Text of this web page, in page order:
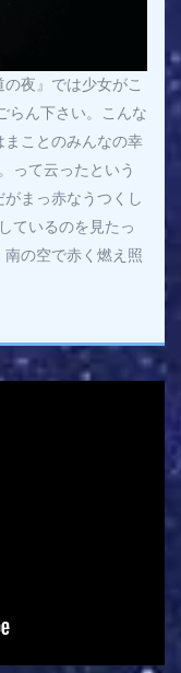
夜』では少女がこ
らん下さい。こんな
まことのみんなの幸
って云ったという
まっ赤なうつくし
ているのを見たっ
の空で赤く燃え照